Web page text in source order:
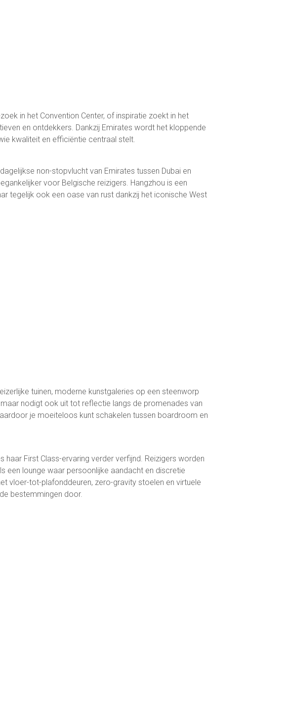
in het Convention Center, of inspiratie zoekt in het
en ontdekkers. Dankzij Emirates wordt het kloppende
kwaliteit en efficiëntie centraal stelt.
non-stopvlucht van Emirates tussen Dubai en
voor Belgische reizigers. Hangzhou is een
tegelijk ook een oase van rust dankzij het iconische West
tuinen, moderne kunstgaleries op een steenworp
nodigt ook uit tot reflectie langs de promenades van
je moeiteloos kunt schakelen tussen boardroom en
First Class-ervaring verder verfijnd. Reizigers worden
een lounge waar persoonlijke aandacht en discretie
vloer-tot-plafonddeuren, zero-gravity stoelen en virtuele
bestemmingen door.